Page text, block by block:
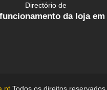
Directório de
da loja
Todos os direitos reservados.